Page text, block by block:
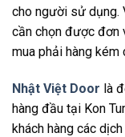
cho người sử dụng.
cần chọn được đơn
mua phải hàng kém
Nhật Việt Door là
hàng đầu tại Kon
khách hàng các